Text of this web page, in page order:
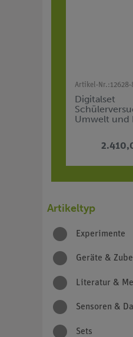
Artikel-Nr.:12628-
Digitalset
Umwelt und
advanced
Artikeltyp
Experimente
Geräte &
Literatur &
Sensoren &
Sets